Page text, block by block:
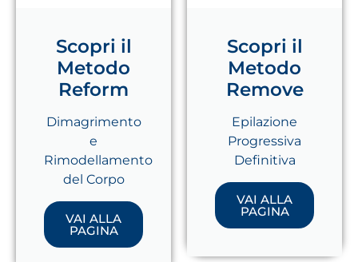
Scopri il
Metodo
Reform
Dimagrimento
e
Rimodellamento
del Corpo
VAI ALLA
PAGINA
Scopri il
Metodo
Remove
Epilazione
Progressiva
Definitiva
VAI ALLA
PAGINA